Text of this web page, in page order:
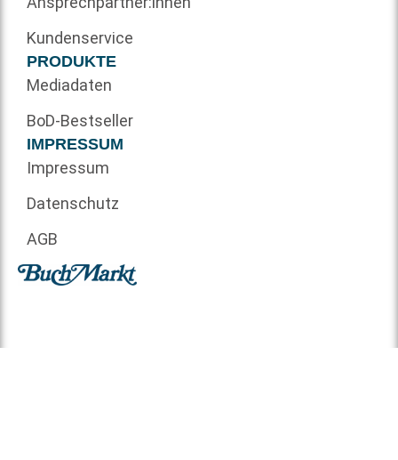
Kundenservice
PRODUKTE
Mediadaten
BoD-Bestseller
IMPRESSUM
Impressum
Datenschutz
AGB